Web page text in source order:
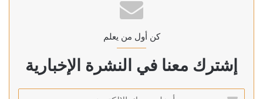
كن أول من يعلم
إشترك معنا في النشرة الإخبارية